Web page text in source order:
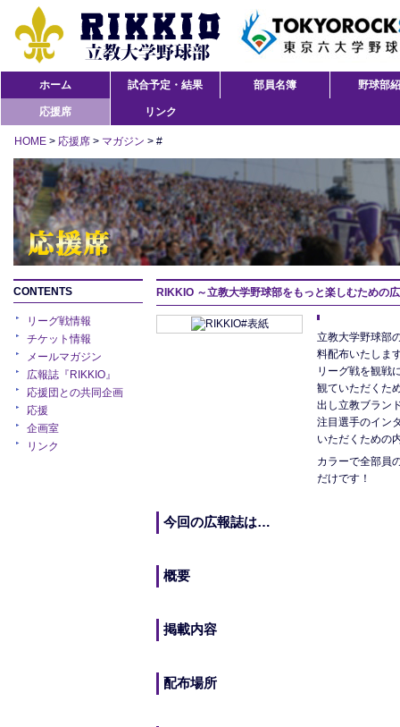
ホーム 試合予定・結果 部員名簿 野球部
応援席 リンク
HOME > 応援席 > マガジン > #
CONTENTS
リーグ戦情報
チケット情報
メールマガジン
広報誌『RIKKIO』
応援団との共同企画
応援
企画室
リンク
RIKKIO ～立教大学野球部をもっと楽しむための
立教大学野球部
料配布いたしま
リーグ戦を観戦
観ていただくた
出し立教ブラン
注目選手のイン
いただくための
カラーで全部員
だけです！
今回の広報誌は…
概要
掲載内容
配布場所